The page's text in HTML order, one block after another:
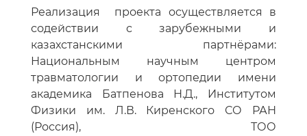
Реализация проекта осуществляется в
содействии с зарубежными и
казахстанскими партнёрами:
Национальным научным центром
травматологии и ортопедии имени
академика Батпенова Н.Д., Институтом
Физики им. Л.В. Киренского СО РАН
(Россия), ТОО